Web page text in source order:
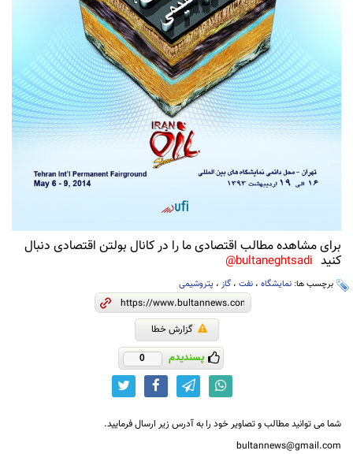
برای مشاهده مطالب اقتصادی ما را در کانال بولتن اقتصادی دنبال
کنید bultaneghtsadi@
برچسب ها: نمایشگاه ، نفت ، گاز ، پتروشیمی
گزارش خطا
پسندیدم 0
شما می توانید مطالب و تصاویر خود را به آدرس زیر ارسال فرمایید.
bultannews@gmail.com